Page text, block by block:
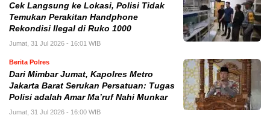
Cek Langsung ke Lokasi, Polisi Tidak
Temukan Perakitan Handphone
Rekondisi Ilegal di Ruko 1000
Jumat, 31 Jul 2026 - 16:01 WIB
Berita Polres
Dari Mimbar Jumat, Kapolres Metro
Jakarta Barat Serukan Persatuan: Tugas
Polisi adalah Amar Ma’ruf Nahi Munkar
Jumat, 31 Jul 2026 - 16:00 WIB